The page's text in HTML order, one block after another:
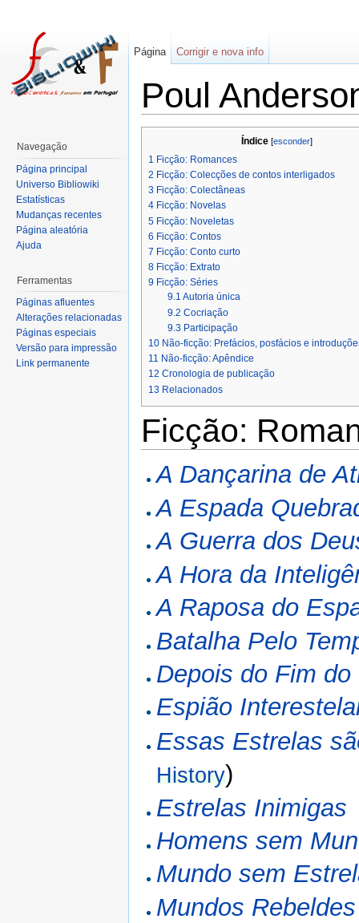
Poul
Índice [esconder]
1 Ficção: Romances
2 Ficção: Colecções de contos interligados
3 Ficção: Colectâneas
4 Ficção: Novelas
5 Ficção: Noveletas
6 Ficção: Contos
7 Ficção: Conto curto
8 Ficção: Extrato
9 Ficção: Séries
9.1 Autoria única
9.2 Cocriação
9.3 Participação
10 Não-ficção: Prefácios, posfácios e
11 Não-ficção: Apêndice
12 Cronologia de publicação
13 Relacionados
Ficção:
A Dançarina de
A Espada
A Guerra dos
A Hora da
A Raposa do
Batalha Pelo
Depois do Fim do
Espião
Essas Estrelas
History)
Estrelas Inimigas
Homens sem
Mundo sem
Mundos Rebeldes
Página Corrigir e nova info
Navegação
Página principal
Universo Bibliowiki
Estatísticas
Mudanças recentes
Página aleatória
Ajuda
Ferramentas
Páginas afluentes
Alterações relacionadas
Páginas especiais
Versão para impressão
Link permanente